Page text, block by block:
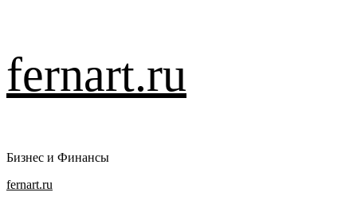
Перейти
к
содержимому
fernart.ru
Бизнес и Финансы
Основное
fernart.ru